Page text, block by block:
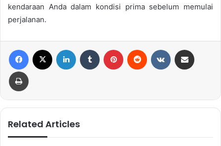
kendaraan Anda dalam kondisi prima sebelum memulai
perjalanan.
Related Articles